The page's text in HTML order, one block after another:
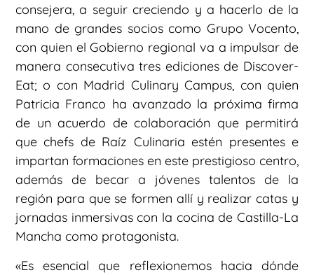
consejera, a seguir creciendo y a hacerlo de la
mano de grandes socios como Grupo Vocento,
con quien el Gobierno regional va a impulsar de
manera consecutiva tres ediciones de Discover-
Eat; o con Madrid Culinary Campus, con quien
Patricia Franco ha avanzado la próxima firma
de un acuerdo de colaboración que permitirá
que chefs de Raíz Culinaria estén presentes e
impartan formaciones en este prestigioso centro,
además de becar a jóvenes talentos de la
región para que se formen allí y realizar catas y
jornadas inmersivas con la cocina de Castilla-La
Mancha como protagonista.
«Es esencial que reflexionemos hacia dónde